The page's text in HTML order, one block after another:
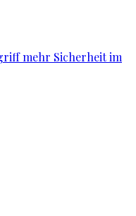
mehr Sicherheit im